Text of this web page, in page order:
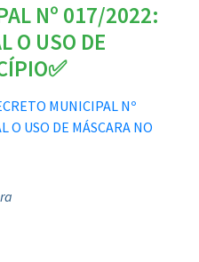
Nº 017/2022:
O USO DE